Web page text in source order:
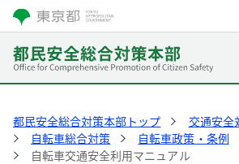
都民安全総合対策本部トップ
交通安全
自転車総合対策
自転車政策・条例
自転車交通安全利用マニュアル